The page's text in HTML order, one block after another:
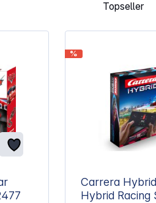
%
Carrera
Hybrid Racing